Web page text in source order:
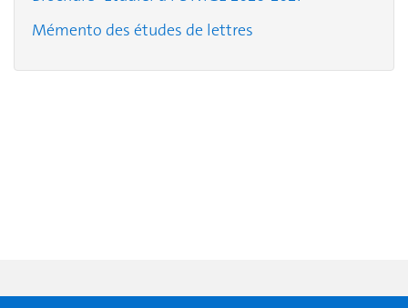
Mémento des études de lettres